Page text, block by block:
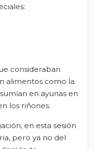
consideraban
alimentos como la
en ayunas en
los riñones.
en esta sesión
pero ya no del